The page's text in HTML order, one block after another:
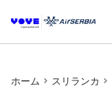
ホーム スリランカ